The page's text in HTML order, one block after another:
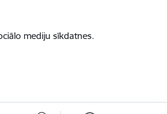
mediju sīkdatnes.